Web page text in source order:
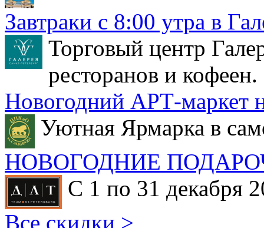
Завтраки с 8:00 утра в
Торговый центр
ресторанов и кофеен.
Новогодний АРТ-маркет
Уютная Ярмарка в
НОВОГОДНИЕ
С 1 по 31 декабря
Все скидки >